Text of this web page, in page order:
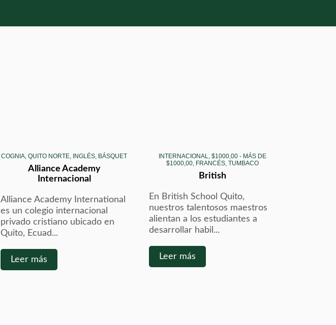
COGNIA, QUITO NORTE, INGLÉS, BÁSQUET
Alliance Academy
Internacional
Alliance Academy International
es un colegio internacional
privado cristiano ubicado en
Quito, Ecuad...
Leer más
INTERNACIONAL, $1000,00 - MÁS DE
$1000,00, FRANCÉS, TUMBACO
British
En British School Quito,
nuestros talentosos maestros
alientan a los estudiantes a
desarrollar habil...
Leer más